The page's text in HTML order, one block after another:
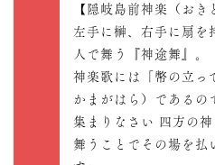
【隠岐島前神楽（おき
左手に榊、右手に扇を
人で舞う『神途舞』。
神楽歌には「幣の立っ
かまがはら）であるの
集まりなさい 四方の神
舞うことでその場を払